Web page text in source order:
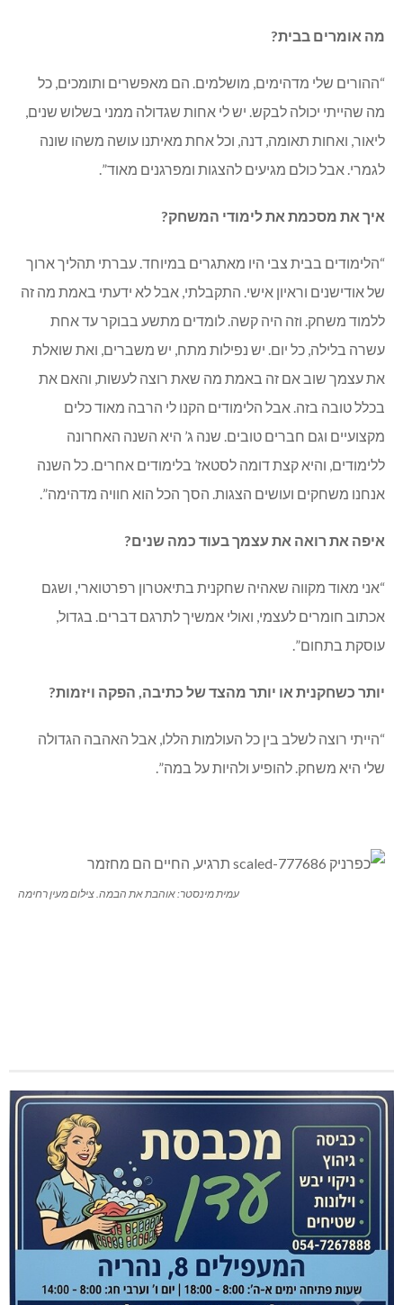
מה אומרים בבית?
“ההורים שלי מדהימים, מושלמים. הם מאפשרים ותומכים, כל
מה שהייתי יכולה לבקש. יש לי אחות שגדולה ממני בשלוש שנים,
ליאור, ואחות תאומה, דנה, וכל אחת מאיתנו עושה משהו שונה
לגמרי. אבל כולם מגיעים להצגות ומפרגנים מאוד”.
איך את מסכמת את לימודי המשחק?
“הלימודים בבית צבי היו מאתגרים במיוחד. עברתי תהליך ארוך
של אודישנים וראיון אישי. התקבלתי, אבל לא ידעתי באמת מה זה
ללמוד משחק. וזה היה קשה. לומדים מתשע בבוקר עד אחת
עשרה בלילה, כל יום. יש נפילות מתח, יש משברים, ואת שואלת
את עצמך שוב אם זה באמת מה שאת רוצה לעשות, והאם את
בכלל טובה בזה. אבל הלימודים הקנו לי הרבה מאוד כלים
מקצועיים וגם חברים טובים. שנה ג’ היא השנה האחרונה
ללימודים, והיא קצת דומה לסטאז’ בלימודים אחרים. כל השנה
אנחנו משחקים ועושים הצגות. הסך הכל הוא חוויה מדהימה”.
איפה את רואה את עצמך בעוד כמה שנים?
“אני מאוד מקווה שאהיה שחקנית בתיאטרון רפרטוארי, ושגם
אכתוב חומרים לעצמי, ואולי אמשיך לתרגם דברים. בגדול,
עוסקת בתחום”.
יותר כשחקנית או יותר מהצד של כתיבה, הפקה ויזמות?
“הייתי רוצה לשלב בין כל העולמות הללו, אבל האהבה הגדולה
שלי היא משחק. להופיע ולהיות על במה”.
עמית מינסטר: אוהבת את הבמה. צילום מעין רחימה